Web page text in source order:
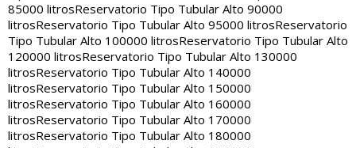
85000 litrosReservatorio Tipo Tubular Alto 90000
litrosReservatorio Tipo Tubular Alto 95000 litrosReservatorio
Tipo Tubular Alto 100000 litrosReservatorio Tipo Tubular Alto
120000 litrosReservatorio Tipo Tubular Alto 130000
litrosReservatorio Tipo Tubular Alto 140000
litrosReservatorio Tipo Tubular Alto 150000
litrosReservatorio Tipo Tubular Alto 160000
litrosReservatorio Tipo Tubular Alto 170000
litrosReservatorio Tipo Tubular Alto 180000